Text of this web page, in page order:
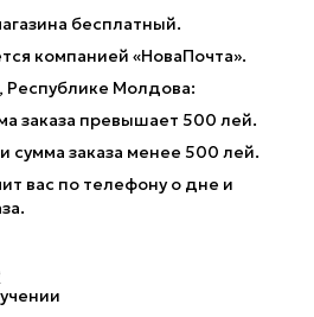
бесплатный.
компанией «НоваПочта».
Республике Молдова:
заказа превышает 500 лей.
сумма заказа менее 500 лей.
вас по телефону о дне и